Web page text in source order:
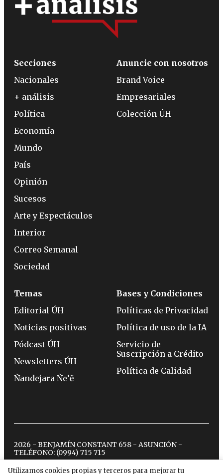
Utilizamos cookies propias y terceros para mejorar tu
Secciones
Nacionales
+ análisis
Política
Economía
Mundo
País
Opinión
Sucesos
Arte y Espectáculos
Interior
Correo Semanal
Sociedad
Anuncie con nosotros
Brand Voice
Empresariales
Colección ÚH
Temas
Editorial ÚH
Noticias positivas
Pódcast ÚH
Newsletters ÚH
Ñandejara Ñe’ẽ
Bases y Condiciones
Políticas de Privacidad
Política de uso de la IA
Servicio de
Suscripción a Crédito
Política de Calidad
2026 - BENJAMÍN CONSTANT 658 - ASUNCIÓN -
TELÉFONO: (0994) 715 715